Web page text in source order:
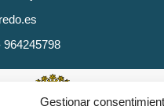
Gestionar
964245798